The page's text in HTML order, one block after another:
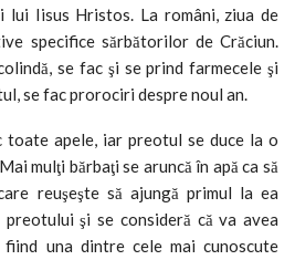
lui Iisus Hristos. La români, ziua de
specifice sărbătorilor de Crăciun.
se fac şi se prind farmecele şi
se fac prorociri despre noul an.
toate apele, iar preotul se duce la o
mulţi bărbaţi se aruncă în apă ca să
reuşeşte să ajungă primul la ea
şi se consideră că va avea
una dintre cele mai cunoscute